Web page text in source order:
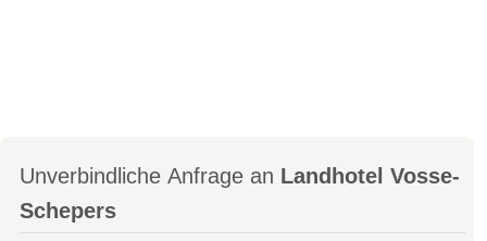
Unverbindliche Anfrage an Landhotel Vosse-
Schepers